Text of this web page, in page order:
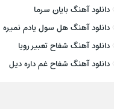
دانلود آهنگ بایان سرما
دانلود آهنگ هل سول یادم نمیره
دانلود آهنگ شفاح تعبیر رویا
دانلود آهنگ شفاح غم داره دیل